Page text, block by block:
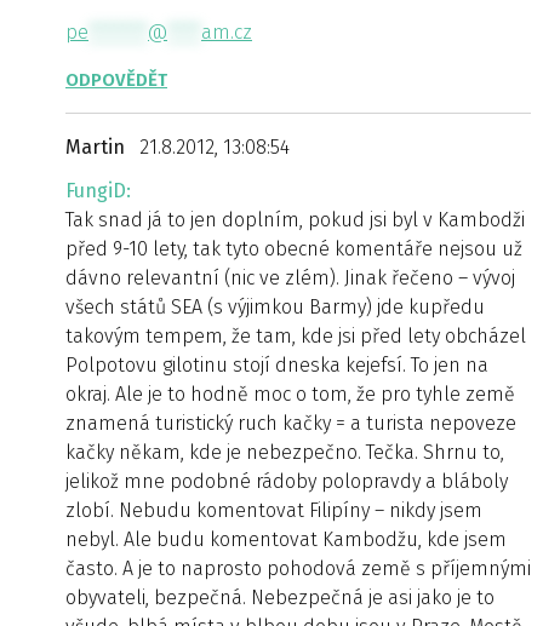
pe @ am.cz
ODPOVĚDĚT
Martin
21.8.2012, 13:08:54
FungiD:
Tak snad já to jen doplním, pokud jsi byl v Kambodži
před 9-10 lety, tak tyto obecné komentáře nejsou už
dávno relevantní (nic ve zlém). Jinak řečeno – vývoj
všech států SEA (s výjimkou Barmy) jde kupředu
takovým tempem, že tam, kde jsi před lety obcházel
Polpotovu gilotinu stojí dneska kejefsí. To jen na
okraj. Ale je to hodně moc o tom, že pro tyhle země
znamená turistický ruch kačky = a turista nepoveze
kačky někam, kde je nebezpečno. Tečka. Shrnu to,
jelikož mne podobné rádoby polopravdy a bláboly
zlobí. Nebudu komentovat Filipíny – nikdy jsem
nebyl. Ale budu komentovat Kambodžu, kde jsem
často. A je to naprosto pohodová země s příjemnými
obyvateli, bezpečná. Nebezpečná je asi jako je to